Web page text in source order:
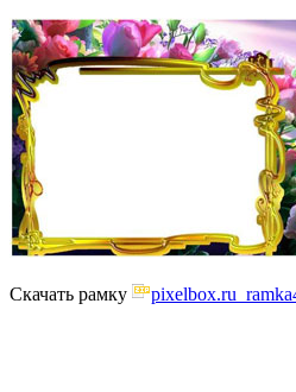
Скачать рамку